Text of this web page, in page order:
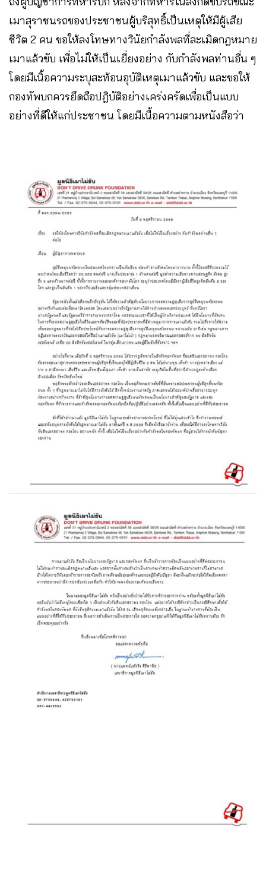
เมาสุราชนรถของประชาชนผู้บริสุทธิ์เป็นเหตุให้มีผู้เสีย
ชีวิต 2 คน ขอให้ลงโทษทางวินัยกำลังพลที่ละเมิดกฎหมาย
เมาแล้วขับ เพื่อไม่ให้เป็นเยี่ยงอย่าง กับกำลังพลท่านอื่น ๆ
โดยมีเนิ้อความระบุสะท้อนอุบัติเหตุเมาแล้วขับ และขอให้
กองทัพบกควรยึดถือปฎิบัติอย่างเคร่งครัดเพื่อเป็นแบบ
อย่างที่ดีให้แก่ประชาชน โดยมีเนื้อความตามหนังสือว่า